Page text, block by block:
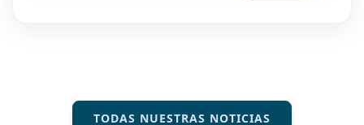
TODAS NUESTRAS NOTICIAS